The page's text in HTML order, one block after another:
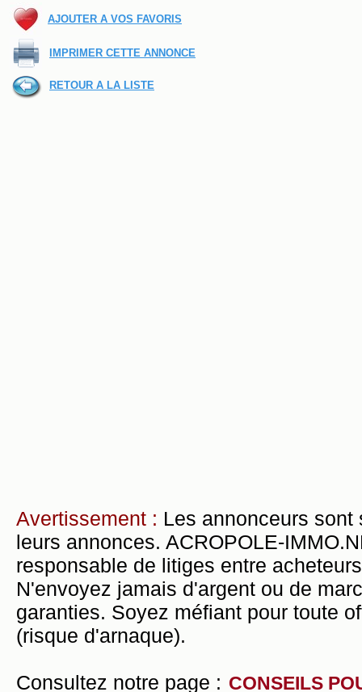
AJOUTER A VOS FAVORIS
IMPRIMER CETTE ANNONCE
RETOUR A LA LISTE
Avertissement : Les annonceurs
leurs annonces. ACROPOLE-
responsable de litiges entre
N'envoyez jamais d'argent ou de
garanties. Soyez méfiant pour toute
(risque d'arnaque).
Consultez notre page : CONSEILS